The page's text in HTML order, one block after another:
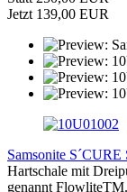
Jetzt 139,00 EUR
Samsonite
Hartschale mit
genannt